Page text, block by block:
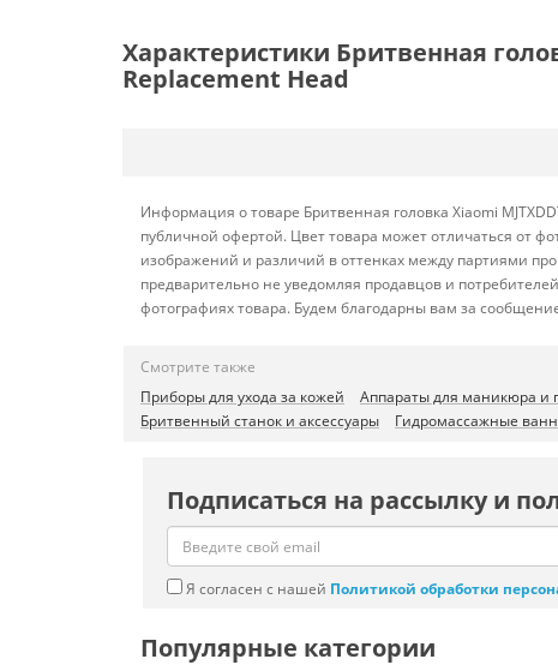
Характеристики Бритвенная
Replacement Head
Информация о товаре Бритвенная головка Xiaomi
публичной офертой. Цвет товара может отличаться от
изображений и различий в оттенках между партиями
предварительно не уведомляя продавцов и
фотографиях товара. Будем благодарны вам за
Смотрите также
Приборы для ухода за кожей
Аппараты для маникюра и
Бритвенный станок и аксессуары
Гидромассажные
Подписаться на рассылку и
Я согласен с нашей Политикой обработки
Популярные категории